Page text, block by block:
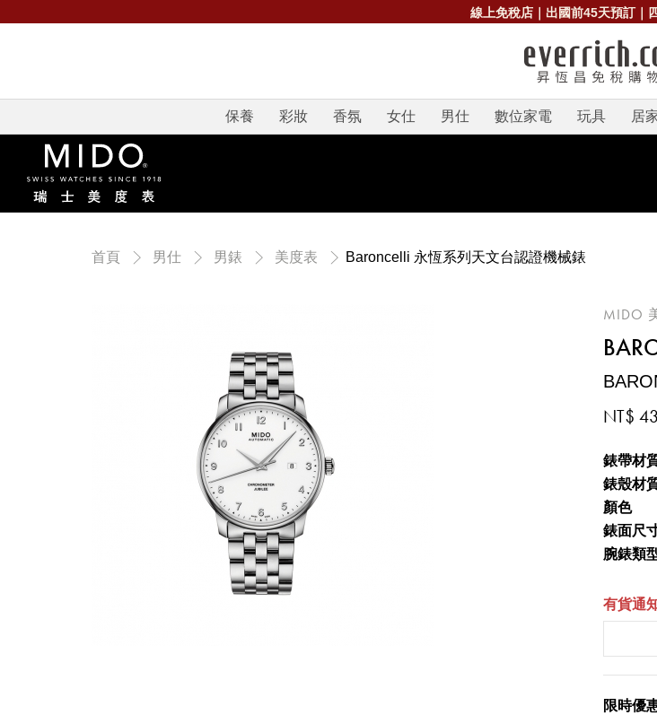
線上免稅店｜出國前45天預訂｜
保養 彩妝 香氛 女仕 男仕 數位家電 玩具 居
首頁 男仕 男錶 美度表 Baroncelli 永恆系列天文台認證機械錶
MIDO
NT$
錶帶材
錶殼材
顏色
錶面尺
腕錶類
有貨通
限時優